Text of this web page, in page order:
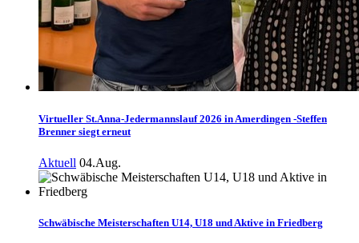
Virtueller St.Anna-Jedermannslauf 2026 in Amerdingen -Steffen
Brenner siegt erneut
Aktuell 04.Aug.
Schwäbische Meisterschaften U14, U18 und Aktive in Friedberg